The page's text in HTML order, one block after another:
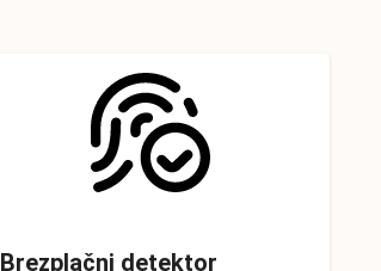
Brezplačni detektor